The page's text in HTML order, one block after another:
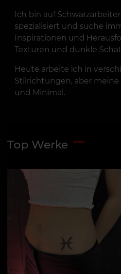
Ich bin auf
spezialisiert und suche
Inspirationen und
Texturen und dunkle
Heute arbeite ich in
Stilrichtungen, aber
und Minimal.
Top Werke